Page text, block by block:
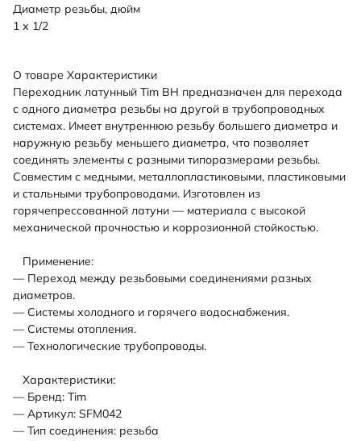
Диаметр резьбы, дюйм
1 х 1/2
О товаре Характеристики
Переходник латунный Tim ВН предназначен для перехода
с одного диаметра резьбы на другой в трубопроводных
системах. Имеет внутреннюю резьбу большего диаметра и
наружную резьбу меньшего диаметра, что позволяет
соединять элементы с разными типоразмерами резьбы.
Совместим с медными, металлопластиковыми, пластиковыми
и стальными трубопроводами. Изготовлен из
горячепрессованной латуни — материала с высокой
механической прочностью и коррозионной стойкостью.
Применение:
— Переход между резьбовыми соединениями разных
диаметров.
— Системы холодного и горячего водоснабжения.
— Системы отопления.
— Технологические трубопроводы.
Характеристики:
— Бренд: Tim
— Артикул: SFM042
— Тип соединения: резьба